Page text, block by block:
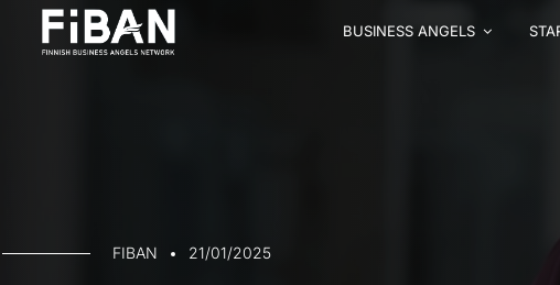
BUSINESS ANGELS
FIBAN 21/01/2025